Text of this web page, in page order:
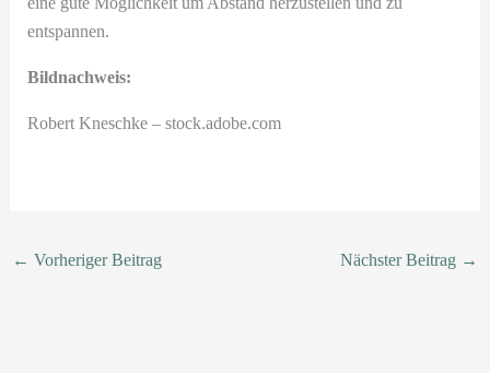
entspannen.
Bildnachweis:
Robert Kneschke – stock.adobe.com
← Vorheriger Beitrag Nächster Beitrag →